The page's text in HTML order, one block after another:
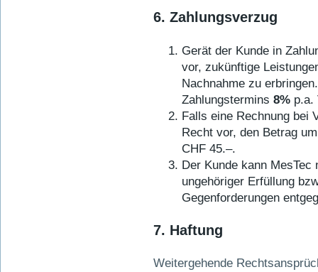
6. Zahlungsverzug
Gerät der Kunde in
vor, zukünftige
Nachnahme zu
Zahlungstermins 8% p.a.
Falls eine Rechnung bei
Recht vor, den Betrag
CHF 45.–.
Der Kunde kann MesTec
ungehöriger Erfüllung
Gegenforderungen
7. Haftung
Weitergehende